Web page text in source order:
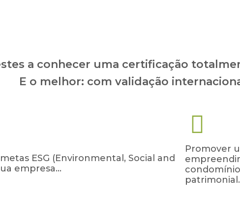
a conhecer uma certificação
E o melhor: com validação
ESG (Environmental, Social and
empresa…
Promover